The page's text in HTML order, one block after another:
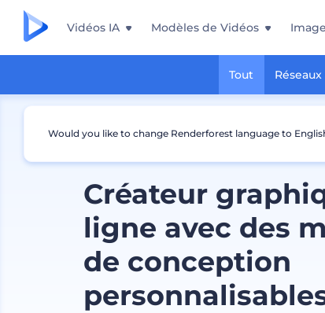
Vidéos IA Modèles de Vidéos
Tout
Créateur
ligne avec des
de conception
Would you like to change Renderforest language to